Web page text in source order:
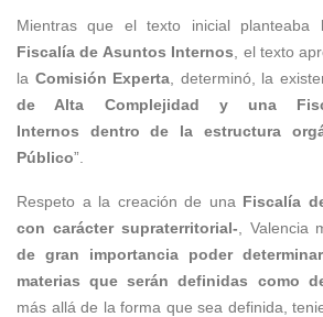
Mientras que el texto inicial planteaba
Fiscalía de Asuntos Internos, el texto
la Comisión Experta, determinó, la
de Alta Complejidad y una
Internos dentro de la estructura
Público”.
Respeto a la creación de una Fiscalía
con carácter supraterritorial-, Valencia
de gran importancia poder
materias que serán definidas como
más allá de la forma que sea definida,